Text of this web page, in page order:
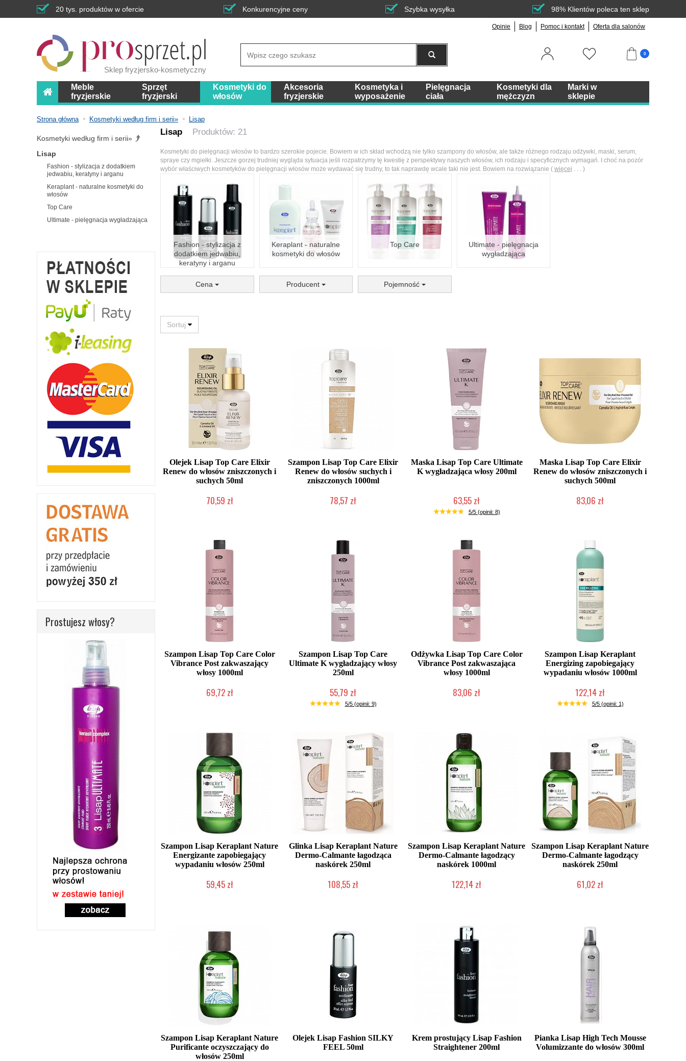
20 tys. produktów w ofercie Konkurencyjne ceny Szybka wysyłka 98% Klientów poleca ten sklep
Opinie Blog Pomoc i kontakt Oferta dla salonów
Sklep fryzjersko-kosmetyczny
0
Meble
fryzjerskie
Sprzęt
fryzjerski
Kosmetyki do
włosów
Akcesoria
fryzjerskie
Kosmetyka i
wyposażenie
Pielęgnacja
ciała
Kosmetyki dla
mężczyzn
Marki w
sklepie
Strona główna Kosmetyki według firm i serii» Lisap
Lisap Produktów: 21
Kosmetyki do pielęgnacji włosów to bardzo szerokie pojecie. Bowiem w ich skład wchodzą nie tylko szampony do włosów, ale także różnego rodzaju odżywki, maski, serum,
spraye czy mgiełki. Jeszcze gorzej trudniej wygląda sytuacja jeśli rozpatrzymy tę kwestię z perspektywy naszych włosów, ich rodzaju i specyficznych wymagań. I choć na pozór
wybór właściwych kosmetyków do pielęgnacji włosów może wydawać się trudny, to tak naprawdę wcale taki nie jest. Bowiem na rozwiązanie ( więcej . . . )
Fashion - stylizacja z
dodatkiem jedwabiu,
keratyny i arganu
Keraplant - naturalne
kosmetyki do włosów
Top Care
Ultimate - pielęgnacja
wygładzająca
Cena Producent Pojemność
Olejek Lisap Top Care Elixir
Renew do włosów zniszczonych i
suchych 50ml
70,59 zł
Szampon Lisap Top Care Elixir
Renew do włosów suchych i
zniszczonych 1000ml
78,57 zł
Maska Lisap Top Care Ultimate
K wygładzająca włosy 200ml
63,55 zł
Mała ilość (wysyłka w 24h)
5/5 (opinii: 8)
Maska Lisap Top Care Elixir
Renew do włosów zniszczonych i
suchych 500ml
83,06 zł
Szampon Lisap Top Care Color
Vibrance Post zakwaszający
włosy 1000ml
69,72 zł
Szampon Lisap Top Care
Ultimate K wygładzający włosy
250ml
55,79 zł
Duża ilość (wysyłka w 24h)
5/5 (opinii: 9)
Odżywka Lisap Top Care Color
Vibrance Post zakwaszająca
włosy 1000ml
83,06 zł
Szampon Lisap Keraplant
Energizing zapobiegający
wypadaniu włosów 1000ml
122,14 zł
Mała ilość (wysyłka w 24h)
5/5 (opinii: 1)
Szampon Lisap Keraplant Nature
Energizante zapobiegający
wypadaniu włosów 250ml
59,45 zł
Glinka Lisap Keraplant Nature
Dermo-Calmante łagodząca
naskórek 250ml
108,55 zł
Szampon Lisap Keraplant Nature
Dermo-Calmante łagodzący
naskórek 1000ml
122,14 zł
Szampon Lisap Keraplant Nature
Dermo-Calmante łagodzący
naskórek 250ml
61,02 zł
Szampon Lisap Keraplant Nature
Purificante oczyszczający do
włosów 250ml
Olejek Lisap Fashion SILKY
FEEL 50ml
Krem prostujący Lisap Fashion
Straightener 200ml
Pianka Lisap High Tech Mousse
Volumizzante do włosów 300ml
Kosmetyki według firm i serii»
Lisap
Fashion - stylizacja z dodatkiem
jedwabiu, keratyny i arganu
Keraplant - naturalne kosmetyki do
włosów
Top Care
Ultimate - pielęgnacja wygładzająca
Prostujesz włosy?